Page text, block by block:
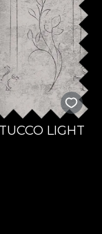
LIGHT